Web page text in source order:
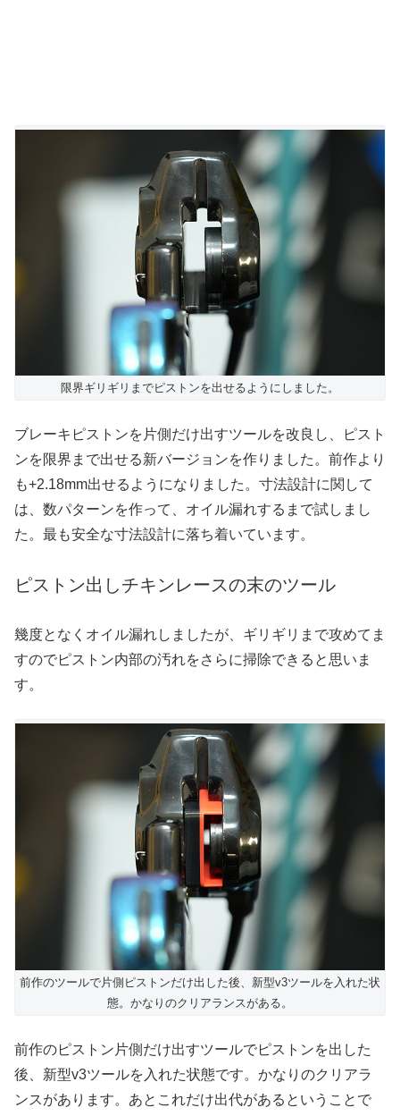
限界ギリギリまでピストンを出せるようにしました。
ブレーキピストンを片側だけ出すツールを改良し、ピスト
ンを限界まで出せる新バージョンを作りました。前作より
も+2.18mm出せるようになりました。寸法設計に関して
は、数パターンを作って、オイル漏れするまで試しまし
た。最も安全な寸法設計に落ち着いています。
ピストン出しチキンレースの末のツール
幾度となくオイル漏れしましたが、ギリギリまで攻めてま
すのでピストン内部の汚れをさらに掃除できると思いま
す。
前作のツールで片側ピストンだけ出した後、新型v3ツールを入れた状
態。かなりのクリアランスがある。
前作のピストン片側だけ出すツールでピストンを出した
後、新型v3ツールを入れた状態です。かなりのクリアラ
ンスがあります。あとこれだけ出代があるということで